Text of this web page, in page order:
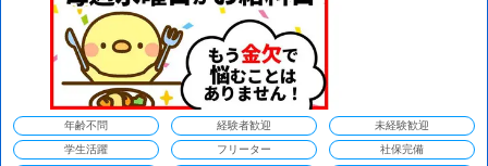
年齢不問 経験者歓迎 未経験歓迎
学生活躍 フリーター 社保完備